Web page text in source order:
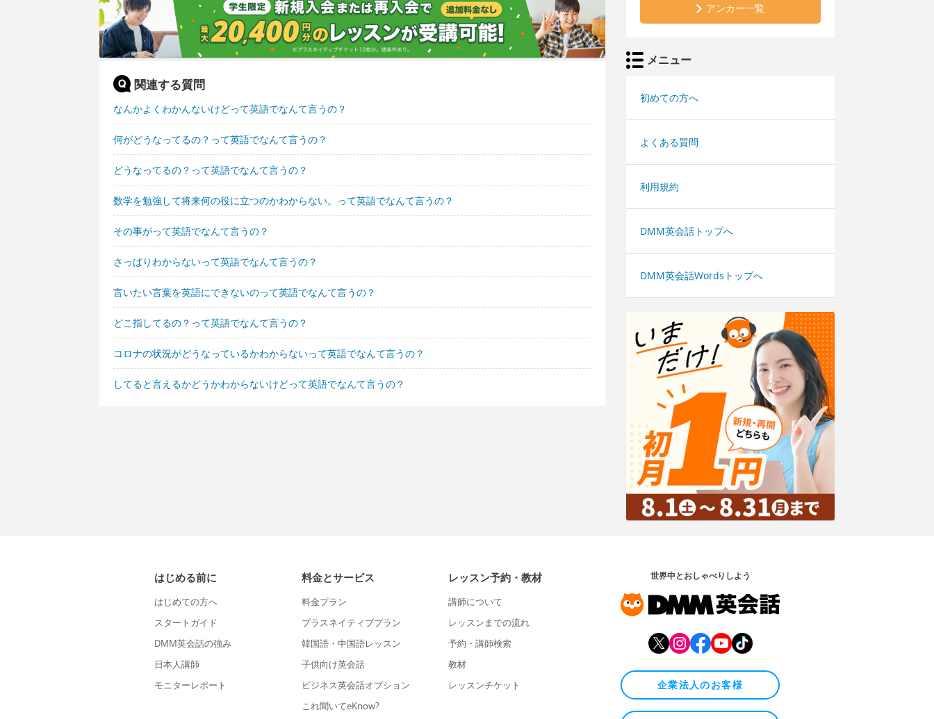
関連する質問
なんかよくわかんないけどって英語でなんて言うの？
何がどうなってるの？って英語でなんて言うの？
どうなってるの？って英語でなんて言うの？
数学を勉強して将来何の役に立つのかわからない。って英語でなんて言うの？
その事がって英語でなんて言うの？
さっぱりわからないって英語でなんて言うの？
言いたい言葉を英語にできないのって英語でなんて言うの？
どこ指してるの？って英語でなんて言うの？
コロナの状況がどうなっているかわからないって英語でなんて言うの？
してると言えるかどうかわからないけどって英語でなんて言うの？
アンカー一覧
メニュー
初めての方へ
よくある質問
利用規約
DMM英会話トップへ
DMM英会話Wordsトップへ
はじめる前に
はじめての方へ
スタートガイド
DMM英会話の強み
日本人講師
モニターレポート
料金とサービス
料金プラン
プラスネイティブプラン
韓国語・中国語レッスン
子供向け英会話
ビジネス英会話オプション
これ聞いてeKnow?
レッスン予約・教材
講師について
レッスンまでの流れ
予約・講師検索
教材
レッスンチケット
世界中とおしゃべりしよう
企業法人のお客様